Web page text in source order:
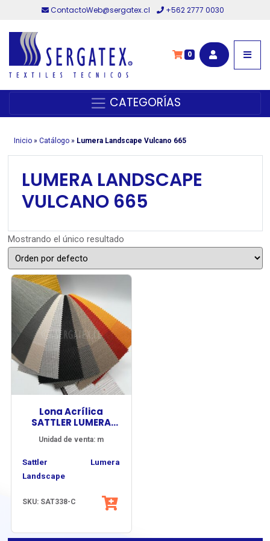
ContactoWeb@sergatex.cl +562 2777 0030
0
CATEGORÍAS
Inicio» Catálogo» Lumera Landscape Vulcano 665
LUMERA LANDSCAPE
VULCANO 665
Mostrando el único resultado
Lona Acrílica
SATTLER LUMERA
LANDSCAPE
Unidad de venta: m
Sattler Lumera
Landscape
diseño textil mediante
en paisajes naturales,
tonalidades y texturas que
SKU: SAT338-C